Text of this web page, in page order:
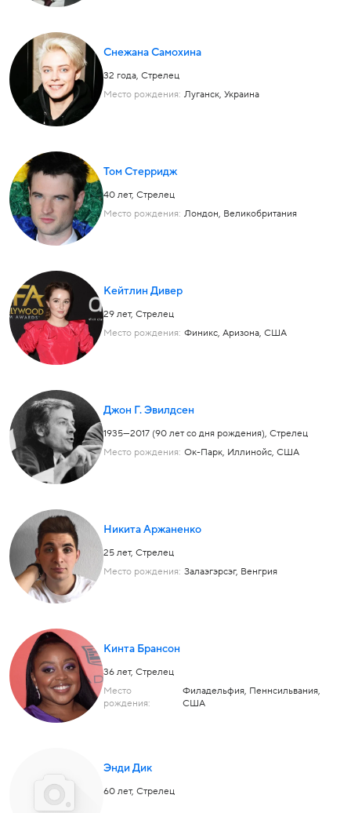
Снежана Самохина
32 года, Стрелец
Место рождения: Луганск, Украина
Том Стерридж
40 лет, Стрелец
Место рождения: Лондон, Великобритания
Кейтлин Дивер
29 лет, Стрелец
Место рождения: Финикс, Аризона, США
Джон Г. Эвилдсен
1935—2017 (90 лет со дня рождения), Стрелец
Место рождения: Ок-Парк, Иллинойс, США
Никита Аржаненко
25 лет, Стрелец
Место рождения: Залаэгэрсэг, Венгрия
Кинта Брансон
36 лет, Стрелец
Место
рождения:
Филадельфия, Пеннсильвания,
США
Энди Дик
60 лет, Стрелец